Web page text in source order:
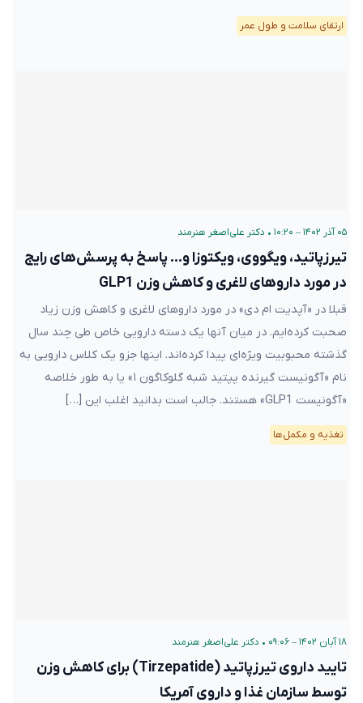
ارتقای سلامت و طول عمر
۰۵ آذر ۱۴۰۲ – ۱۰:۲۰ • دکتر علی‌اصغر هنرمند
تیرزپاتید، ویگووی، ویکتوزا و… پاسخ به پرسش‌های رایج
در مورد داروهای لاغری و کاهش وزن GLP1
قبلا در «آپدیت ام دی» در مورد داروهای لاغری و کاهش وزن زیاد
صحبت کرده‌ایم. در میان آنها یک دسته دارویی خاص طی چند سال
گذشته محبوبیت ویژه‌ای پیدا کرده‌اند. اینها جزو یک کلاس دارویی به
نام «آگونیست گیرنده پپتید شبه گلوکاگون ۱» یا به طور خلاصه
«آگونیست GLP1» هستند. جالب است بدانید اغلب این […]
تغذیه و مکمل‌ها
۱۸ آبان ۱۴۰۲ – ۰۹:۰۶ • دکتر علی‌اصغر هنرمند
تایید داروی تیرزپاتید (Tirzepatide) برای کاهش وزن
توسط سازمان غذا و داروی آمریکا